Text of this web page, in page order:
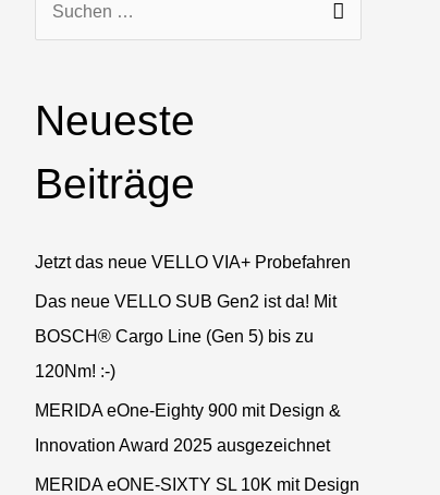
n
a
c
h
:
Neueste
Beiträge
Jetzt das neue VELLO VIA+ Probefahren
Das neue VELLO SUB Gen2 ist da! Mit
BOSCH® Cargo Line (Gen 5) bis zu
120Nm! :-)
MERIDA eOne-Eighty 900 mit Design &
Innovation Award 2025 ausgezeichnet
MERIDA eONE-SIXTY SL 10K mit Design